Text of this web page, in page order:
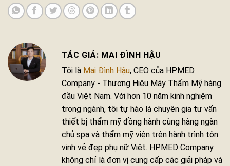
MAI ĐÌNH HẬU
Tôi là Mai Đình Hậu, CEO của HPMED
Company - Thương Hiệu Máy Thẩm Mỹ hàng
đầu Việt Nam. Với hơn 10 năm kinh nghiệm
trong ngành, tôi tự hào là chuyên gia tư vấn
thiết bị thẩm mỹ đồng hành cùng hàng ngàn
chủ spa và thẩm mỹ viện trên hành trình tôn
vinh vẻ đẹp phụ nữ Việt. HPMED Company
không chỉ là đơn vị cung cấp các giải pháp và